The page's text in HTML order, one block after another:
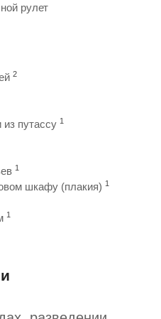
рулет
2
путассу 1
1
шкафу (плакия) 1
1